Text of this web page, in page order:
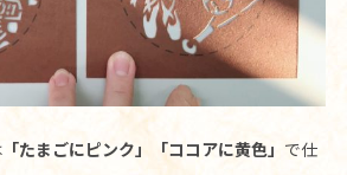
「たまごにピンク」「ココアに黄色」 で仕